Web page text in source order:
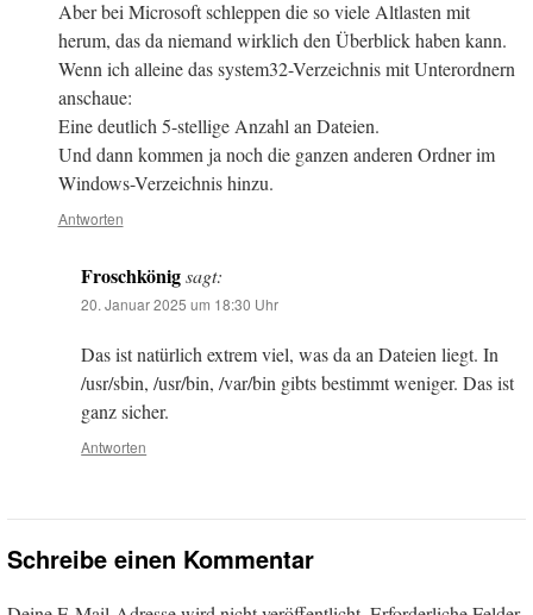
Aber bei Microsoft schleppen die so viele Altlasten mit
herum, das da niemand wirklich den Überblick haben kann.
Wenn ich alleine das system32-Verzeichnis mit Unterordnern
anschaue:
Eine deutlich 5-stellige Anzahl an Dateien.
Und dann kommen ja noch die ganzen anderen Ordner im
Windows-Verzeichnis hinzu.
Antworten
Froschkönigsagt:
20. Januar 2025 um 18:30 Uhr
Das ist natürlich extrem viel, was da an Dateien liegt. In
/usr/sbin, /usr/bin, /var/bin gibts bestimmt weniger. Das ist
ganz sicher.
Antworten
Schreibe einen Kommentar